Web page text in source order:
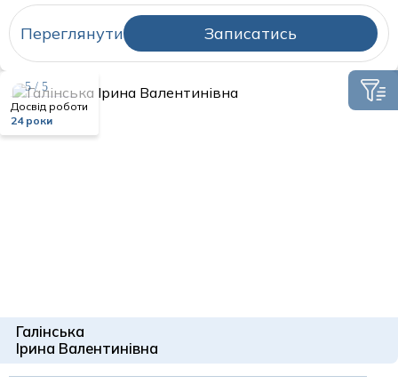
Переглянути Записатись
5 / 5
Досвід роботи
24 роки
Галінська
Ірина Валентинівна